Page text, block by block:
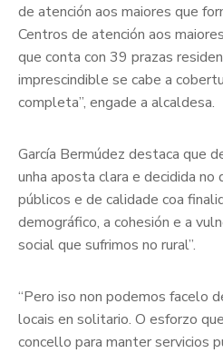
de atención aos maiores que
Centros de atención aos
que conta con 39 prazas
imprescindible se cabe a
completa”, engade a alcaldesa.
García Bermúdez destaca que
unha aposta clara e decidida
públicos e de calidade coa
demográfico, a cohesión e a
social que sufrimos no rural”.
“Pero iso non podemos facelo
locais en solitario. O esforzo
concello para manter servicios